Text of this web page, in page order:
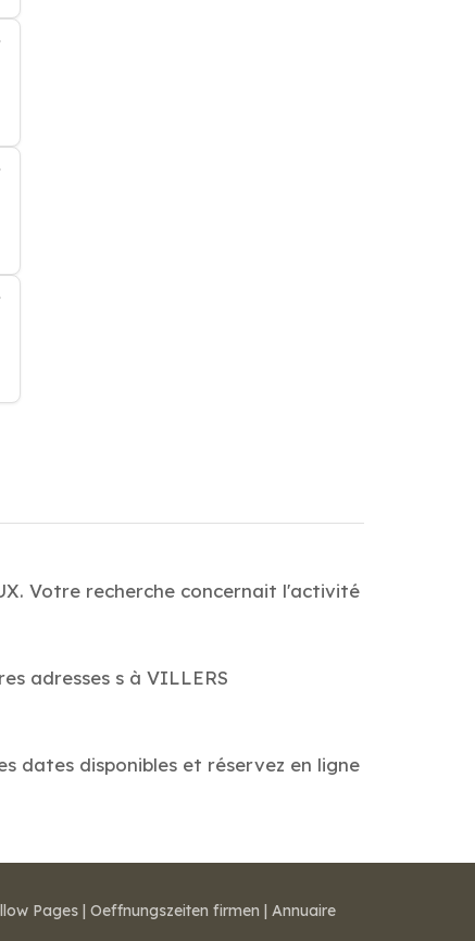
Votre recherche concernait l'activité
adresses s à VILLERS
dates disponibles et réservez en ligne
Pages | Oeffnungszeiten firmen | Annuaire